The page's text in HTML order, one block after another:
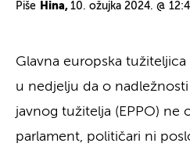
Piše Hina, 10. ožujka 2024. @
Glavna europska tužiteljica
u nedjelju da o
javnog tužitelja (EPPO) ne
parlament, političari ni